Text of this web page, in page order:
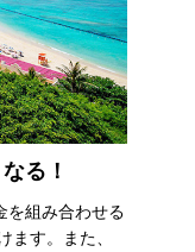
る！
を組み合わせる
ます。また、